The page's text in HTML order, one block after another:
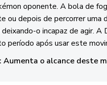
oponente. A bola de
ou depois de percorrer uma
o incapaz de agir. A
período após usar este
Aumenta o alcance deste